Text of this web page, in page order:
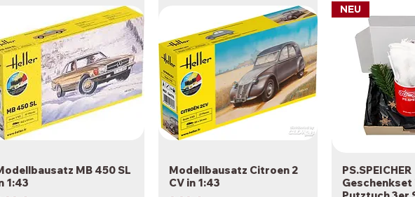
SchnellansichtMB 450 SL
1:43
Schnellansicht
Modellbausatz Citroen 2
CV in 1:43
NEU
PS.SPEICHER
Geschenkset